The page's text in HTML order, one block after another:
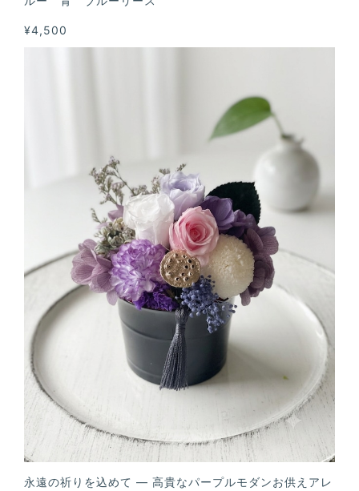
¥4,500
永遠の祈りを込めて — 高貴なパープルモダンお供えアレ